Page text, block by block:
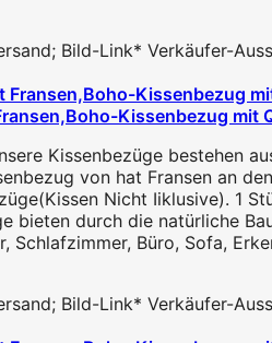
Bild-Link* Verkäufer-
Kissenbezug
Kissenbezüge bestehen
von hat Fransen an
Nicht Iiklusive). 1
bieten durch die natürliche
Schlafzimmer, Büro, Sofa,
Bild-Link* Verkäufer-